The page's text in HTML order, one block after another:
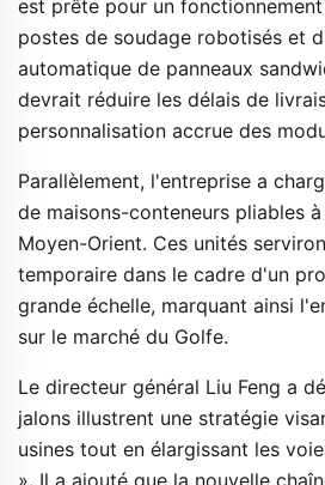
est prête pour un
postes de soudage robotisés et
automatique de panneaux
devrait réduire les délais de
personnalisation accrue des
Parallèlement, l'entreprise a
de maisons-conteneurs pliables
Moyen-Orient. Ces unités
temporaire dans le cadre d'un
grande échelle, marquant ainsi
sur le marché du Golfe.
Le directeur général Liu Feng a
jalons illustrent une stratégie
usines tout en élargissant les
». Il a ajouté que la nouvelle